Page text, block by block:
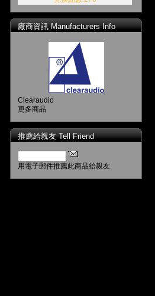
廠商資訊 Manufacturers Info
Clearaudio
更多商品
推薦給親友 Tell Friend
用電子郵件推薦此商品給親友.